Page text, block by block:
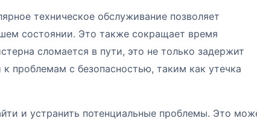
техническое обслуживание позволяет
состоянии. Это также сокращает время
сломается в пути, это не только задержит
проблемам с безопасностью, таким как утечка
и устранить потенциальные проблемы. Это